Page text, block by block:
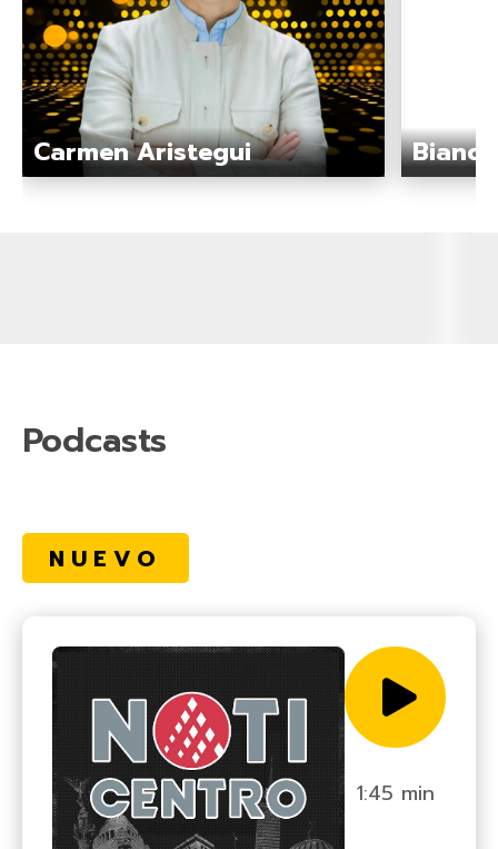
Carmen Aristegui
Podcasts
NUEVO
1:45 min